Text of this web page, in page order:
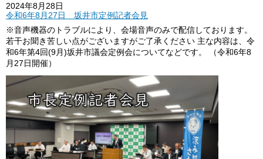
2024年8月28日
令和6年8月27日 坂井市定例記者会見
※音声機器のトラブルにより、会場音声のみで配信しております。
若干お聞き苦しい点がございますがご了承ください 主な内容は、令
和6年第4回(9月)坂井市議会定例会についてなどです。 （令和6年8
月27日開催）